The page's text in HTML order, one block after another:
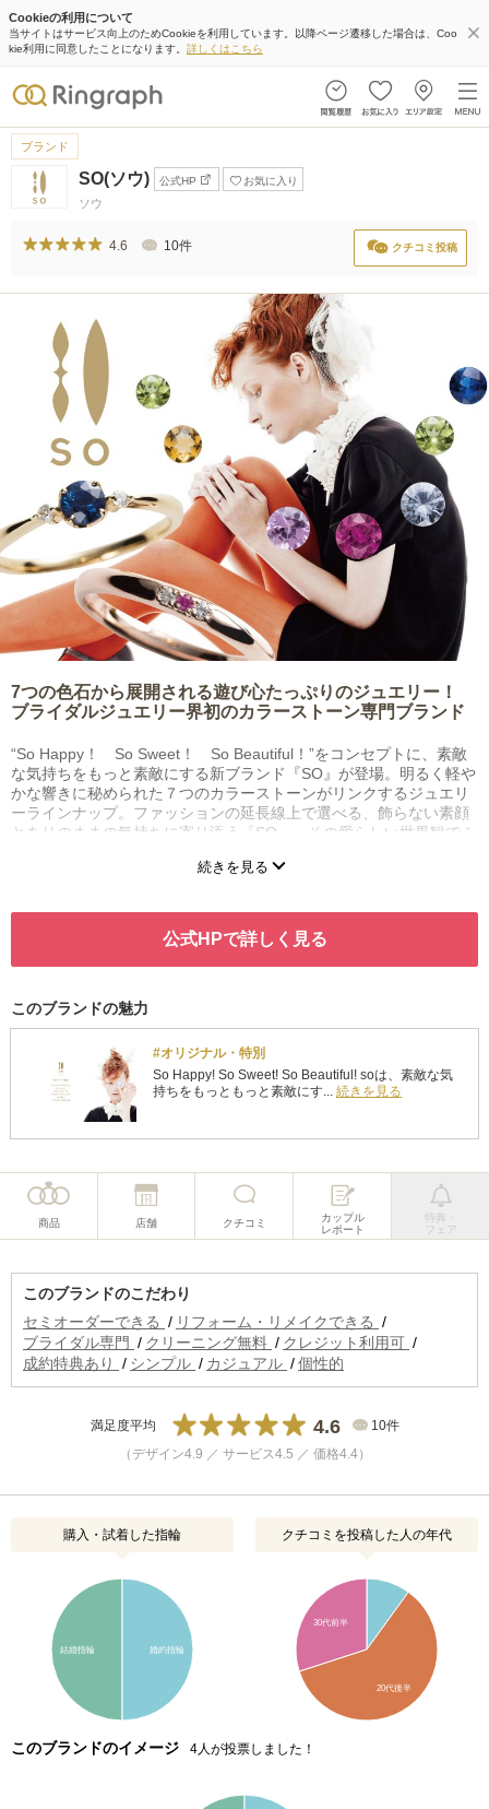
Cookieの利用について
当サイトはサービス向上のためCookieを利用しています。以降ページ遷移した場合は、Coo
kie利用に同意したことになります。 詳しくはこちら
ブランド
SO(ソウ) 公式HP お気に入り
ソウ
4.6 10件 クチコミ投稿
7つの色石から展開される遊び心たっぷりのジュエリー！
ブライダルジュエリー界初のカラーストーン専門ブランド
“So Happy！ So Sweet！ So Beautiful！”をコンセプトに、素敵
な気持ちをもっと素敵にする新ブランド『SO』が登場。明るく軽や
かな響きに秘められた７つのカラーストーンがリンクするジュエリ
ーラインナップ。ファッションの延長線上で選べる、飾らない素顔
とありのままの気持ちに寄り添う『SO』。その愛らしい世界観でふ
続きを見る
公式HPで詳しく見る
このブランドの魅力
#オリジナル・特別
So Happy! So Sweet! So Beautiful! soは、素敵な気
持ちをもっともっと素敵にす... 続きを見る
商品 店舗 クチコミ
カップル
レポート
特典・
フェア
このブランドのこだわり
セミオーダーできる
リフォーム・リメイクできる
ブライダル専門
クリーニング無料
クレジット利用可
成約特典あり
シンプル カジュアル 個性的
満足度平均 4.6
10件
（デザイン4.9 ／ サービス4.5 ／ 価格4.4）
購入・試着した指輪
結婚指輪 婚約指輪
クチコミを投稿した人の年代
30代前半
20代後半
このブランドのイメージ 4人が投票しました！